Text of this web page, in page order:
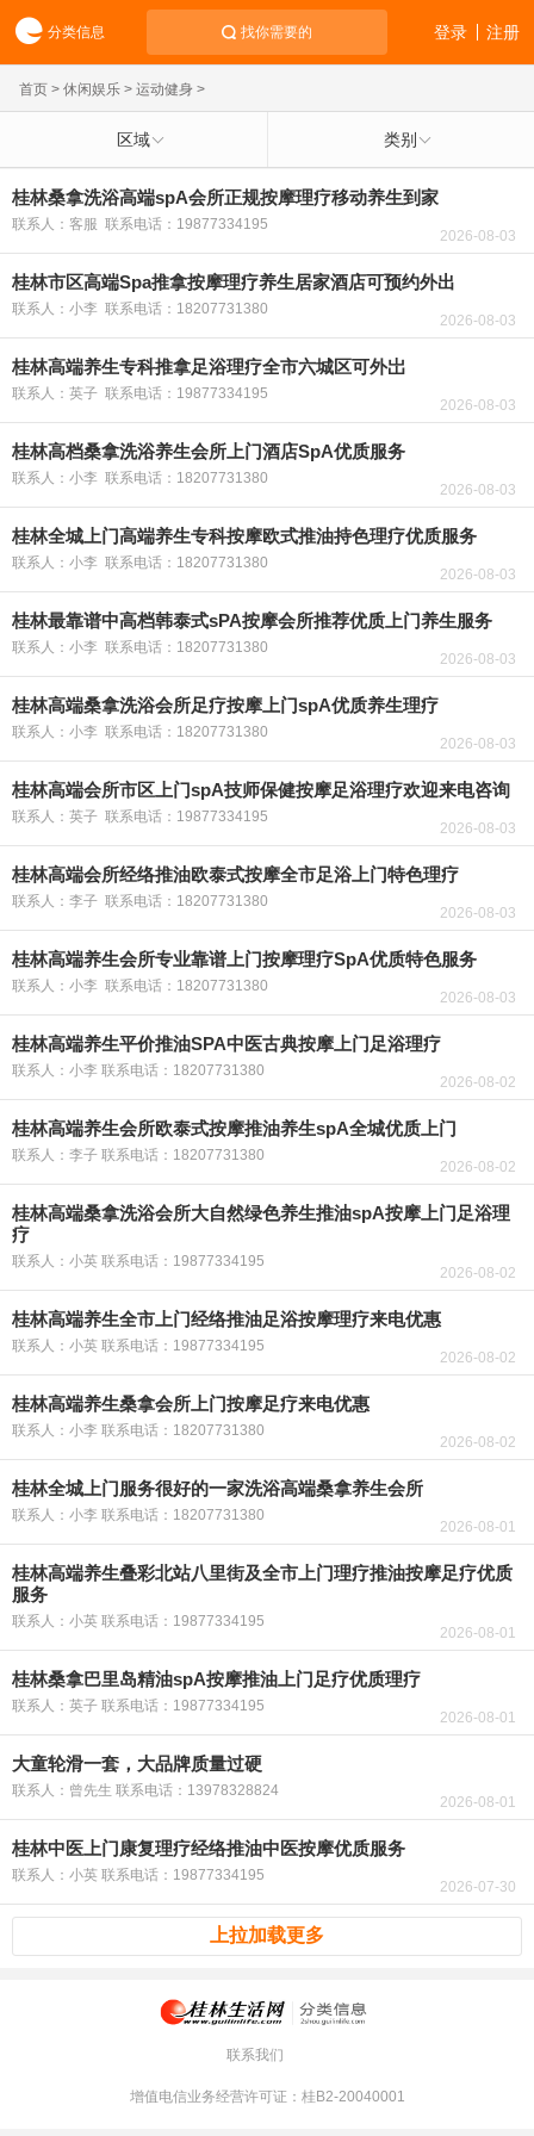
分类信息 找你需要的 注册
登录
首页 > 休闲娱乐 > 运动健身 >
区域 类别
桂林桑拿洗浴高端spA会所正规按摩理疗移动养生到家
联系人：客服 联系电话：19877334195
2026-08-03
桂林市区高端Spa推拿按摩理疗养生居家酒店可预约外出
联系人：小李 联系电话：18207731380
2026-08-03
桂林高端养生专科推拿足浴理疗全市六城区可外岀
联系人：英子 联系电话：19877334195
2026-08-03
桂林高档桑拿洗浴养生会所上门酒店SpA优质服务
联系人：小李 联系电话：18207731380
2026-08-03
桂林全城上门高端养生专科按摩欧式推油持色理疗优质服务
联系人：小李 联系电话：18207731380
2026-08-03
桂林最靠谱中高档韩泰式sPA按摩会所推荐优质上门养生服务
联系人：小李 联系电话：18207731380
2026-08-03
桂林高端桑拿洗浴会所足疗按摩上门spA优质养生理疗
联系人：小李 联系电话：18207731380
2026-08-03
桂林高端会所市区上门spA技师保健按摩足浴理疗欢迎来电咨询
联系人：英子 联系电话：19877334195
2026-08-03
桂林高端会所经络推油欧泰式按摩全市足浴上门特色理疗
联系人：李子 联系电话：18207731380
2026-08-03
桂林高端养生会所专业靠谱上门按摩理疗SpA优质特色服务
联系人：小李 联系电话：18207731380
2026-08-03
桂林高端养生平价推油SPA中医古典按摩上门足浴理疗
联系人：小李 联系电话：18207731380
2026-08-02
桂林高端养生会所欧泰式按摩推油养生spA全城优质上门
联系人：李子 联系电话：18207731380
2026-08-02
桂林高端桑拿洗浴会所大自然绿色养生推油spA按摩上门足浴理
疗
联系人：小英 联系电话：19877334195
2026-08-02
桂林高端养生全市上门经络推油足浴按摩理疗来电优惠
联系人：小英 联系电话：19877334195
2026-08-02
桂林高端养生桑拿会所上门按摩足疗来电优惠
联系人：小李 联系电话：18207731380
2026-08-02
桂林全城上门服务很好的一家洗浴高端桑拿养生会所
联系人：小李 联系电话：18207731380
2026-08-01
桂林高端养生叠彩北站八里街及全市上门理疗推油按摩足疗优质
服务
联系人：小英 联系电话：19877334195
2026-08-01
桂林桑拿巴里岛精油spA按摩推油上门足疗优质理疗
联系人：英子 联系电话：19877334195
2026-08-01
大童轮滑一套，大品牌质量过硬
联系人：曾先生 联系电话：13978328824
2026-08-01
桂林中医上门康复理疗经络推油中医按摩优质服务
联系人：小英 联系电话：19877334195
2026-07-30
上拉加载更多
联系我们
增值电信业务经营许可证：桂B2-20040001